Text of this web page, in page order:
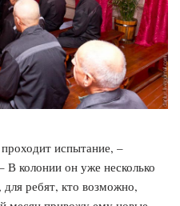
испытание, –
В колонии он уже несколько
для ребят, кто возможно,